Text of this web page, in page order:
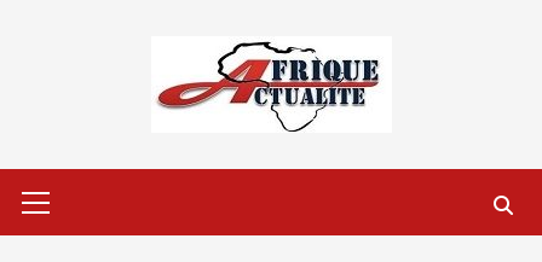
Menu